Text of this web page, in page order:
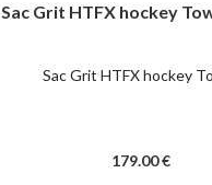
Sac Grit HTFX hockey
Sac Grit HTFX hockey
179.00€